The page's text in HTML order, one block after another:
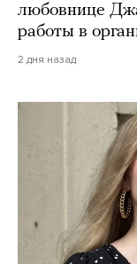
любовнице
работы в
2 дня назад